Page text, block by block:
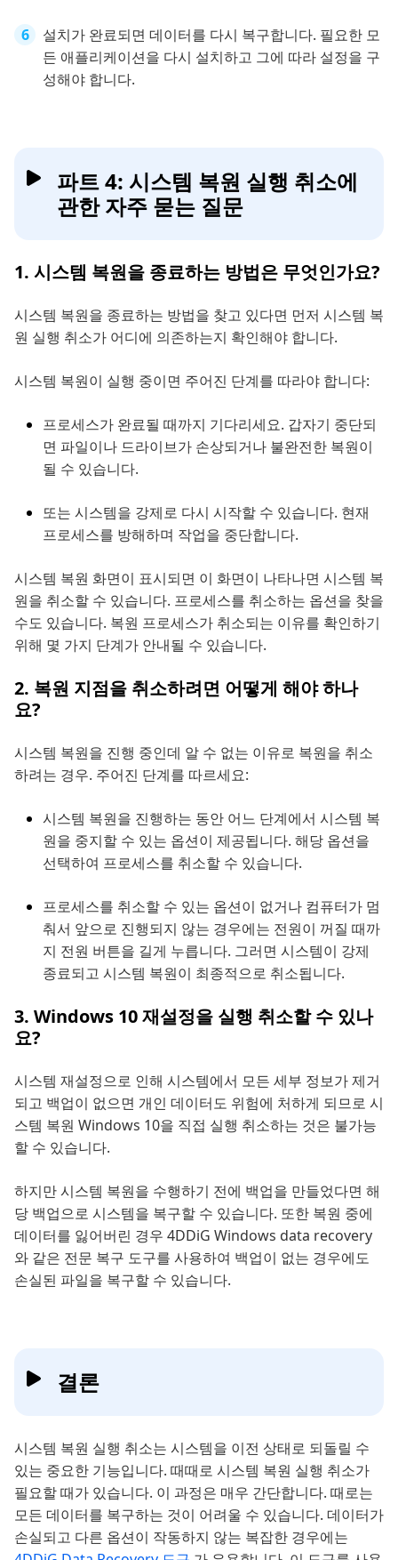
설치가 완료되면 데이터를 다시 복구합니다. 필요한 모
든 애플리케이션을 다시 설치하고 그에 따라 설정을 구
성해야 합니다.
파트 4: 시스템 복원 실행 취소에
관한 자주 묻는 질문
1. 시스템 복원을 종료하는 방법은 무엇인가요?
시스템 복원을 종료하는 방법을 찾고 있다면 먼저 시스템 복
원 실행 취소가 어디에 의존하는지 확인해야 합니다.
시스템 복원이 실행 중이면 주어진 단계를 따라야 합니다:
프로세스가 완료될 때까지 기다리세요. 갑자기 중단되
면 파일이나 드라이브가 손상되거나 불완전한 복원이
될 수 있습니다.
또는 시스템을 강제로 다시 시작할 수 있습니다. 현재
프로세스를 방해하며 작업을 중단합니다.
시스템 복원 화면이 표시되면 이 화면이 나타나면 시스템 복
원을 취소할 수 있습니다. 프로세스를 취소하는 옵션을 찾을
수도 있습니다. 복원 프로세스가 취소되는 이유를 확인하기
위해 몇 가지 단계가 안내될 수 있습니다.
2. 복원 지점을 취소하려면 어떻게 해야 하나
요?
시스템 복원을 진행 중인데 알 수 없는 이유로 복원을 취소
하려는 경우. 주어진 단계를 따르세요:
시스템 복원을 진행하는 동안 어느 단계에서 시스템 복
원을 중지할 수 있는 옵션이 제공됩니다. 해당 옵션을
선택하여 프로세스를 취소할 수 있습니다.
프로세스를 취소할 수 있는 옵션이 없거나 컴퓨터가 멈
춰서 앞으로 진행되지 않는 경우에는 전원이 꺼질 때까
지 전원 버튼을 길게 누릅니다. 그러면 시스템이 강제
종료되고 시스템 복원이 최종적으로 취소됩니다.
3. Windows 10 재설정을 실행 취소할 수 있나
요?
시스템 재설정으로 인해 시스템에서 모든 세부 정보가 제거
되고 백업이 없으면 개인 데이터도 위험에 처하게 되므로 시
스템 복원 Windows 10을 직접 실행 취소하는 것은 불가능
할 수 있습니다.
하지만 시스템 복원을 수행하기 전에 백업을 만들었다면 해
당 백업으로 시스템을 복구할 수 있습니다. 또한 복원 중에
데이터를 잃어버린 경우 4DDiG Windows data recovery
와 같은 전문 복구 도구를 사용하여 백업이 없는 경우에도
손실된 파일을 복구할 수 있습니다.
결론
시스템 복원 실행 취소는 시스템을 이전 상태로 되돌릴 수
있는 중요한 기능입니다. 때때로 시스템 복원 실행 취소가
필요할 때가 있습니다. 이 과정은 매우 간단합니다. 때로는
모든 데이터를 복구하는 것이 어려울 수 있습니다. 데이터가
손실되고 다른 옵션이 작동하지 않는 복잡한 경우에는